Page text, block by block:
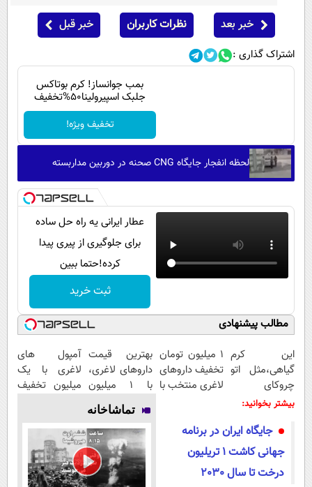
خبر بعد نظرات کاربران خبر قبل
اشتراک گذاری :
بمب جوانساز! کرم بوتاکس
جلبک اسپیرولینا50%تخفیف
تخفیف ویژه!
لحظه انفجار جایگاه CNG صحنه در دوربین مداربسته
عطار ایرانی یه راه حل ساده
برای جلوگیری از پیری پیدا
کرده!حتما ببین
ثبت خرید
مطالب پیشنهادی
این کرم
گیاهی،مثل اتو
چروکای
پوستتوصاف
۱ میلیون تومان
تخفیف داروهای
لاغری منتخب با
نزدیکت
بهترین قیمت
داروهای لاغری،
با ۱ میلیون
تخفیف و ارسال
از داروخانه‌
آمپول های
لاغری با یک
میلیون تخفیف
معتبر
بیشتر بخوانید:
جایگاه ایران در برنامه
جهانی کاشت 1 تریلیون
درخت تا سال 2030
تماشاخانه